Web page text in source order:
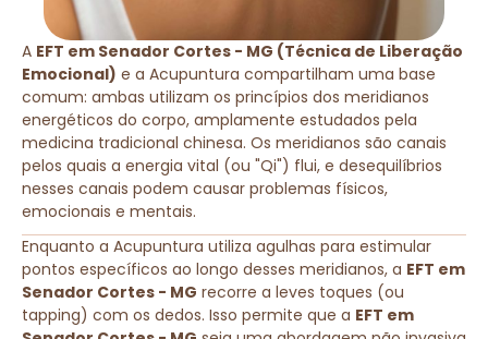
A EFT em Senador Cortes - MG (Técnica de Liberação
Emocional) e a Acupuntura compartilham uma base
comum: ambas utilizam os princípios dos meridianos
energéticos do corpo, amplamente estudados pela
medicina tradicional chinesa. Os meridianos são canais
pelos quais a energia vital (ou "Qi") flui, e desequilíbrios
nesses canais podem causar problemas físicos,
emocionais e mentais.
Enquanto a Acupuntura utiliza agulhas para estimular
pontos específicos ao longo desses meridianos, a EFT em
Senador Cortes - MG recorre a leves toques (ou
tapping) com os dedos. Isso permite que a EFT em